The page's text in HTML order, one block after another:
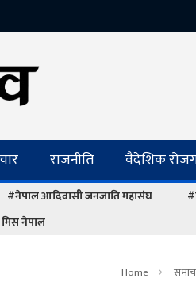
राजनीति वैदेशिक
#नेपाल आदिवासी जनजाति महासंघ
नेपाल
Home